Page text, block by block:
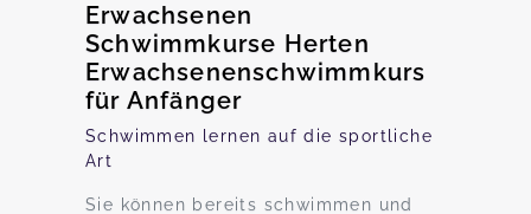
Erwachsenen
Schwimmkurse Herten
Erwachsenenschwimmkurs
für Anfänger
Schwimmen lernen auf die sportliche
Art
Sie können bereits schwimmen und